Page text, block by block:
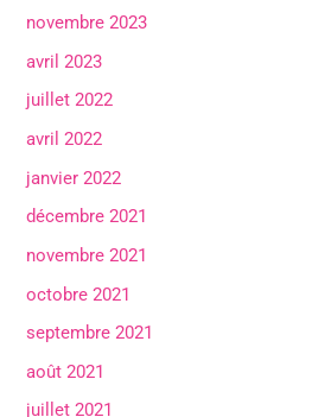
novembre 2023
avril 2023
juillet 2022
avril 2022
janvier 2022
décembre 2021
novembre 2021
octobre 2021
septembre 2021
août 2021
juillet 2021